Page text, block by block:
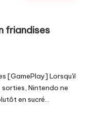
friandises
[GamePlay] Lorsqu'il
Nintendo ne
en sucré...